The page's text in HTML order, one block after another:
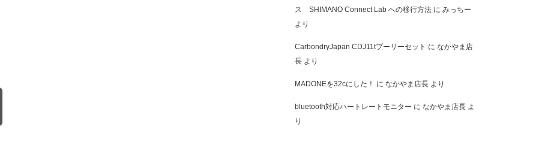
ス SHIMANO Connect Lab への移行方法 に みっちー
より
CarbondryJapan CDJ11tプーリーセット に なかやま店
長 より
MADONEを32cにした！ に なかやま店長 より
bluetooth対応ハートレートモニター に なかやま店長 よ
り